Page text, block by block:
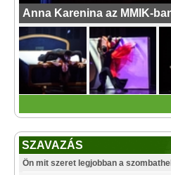
Anna Karenina az MMIK-
SZAVAZÁS
Ön mit szeret legjobban a